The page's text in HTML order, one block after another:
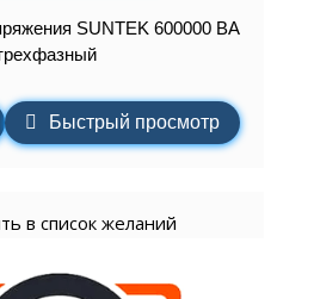
SUNTEK 600000 ВА
Быстрый просмотр
в список желаний